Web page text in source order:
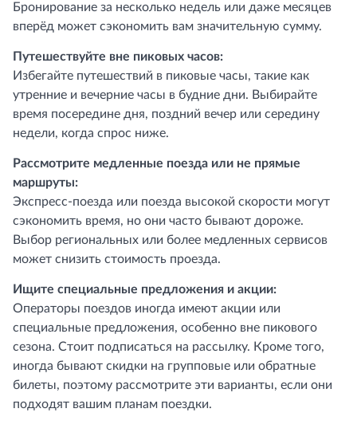
Бронирование за несколько недель или даже месяцев
вперёд может сэкономить вам значительную сумму.
Путешествуйте вне пиковых часов:
Избегайте путешествий в пиковые часы, такие как
утренние и вечерние часы в будние дни. Выбирайте
время посередине дня, поздний вечер или середину
недели, когда спрос ниже.
Рассмотрите медленные поезда или не прямые
маршруты:
Экспресс-поезда или поезда высокой скорости могут
сэкономить время, но они часто бывают дороже.
Выбор региональных или более медленных сервисов
может снизить стоимость проезда.
Ищите специальные предложения и акции:
Операторы поездов иногда имеют акции или
специальные предложения, особенно вне пикового
сезона. Стоит подписаться на рассылку. Кроме того,
иногда бывают скидки на групповые или обратные
билеты, поэтому рассмотрите эти варианты, если они
подходят вашим планам поездки.